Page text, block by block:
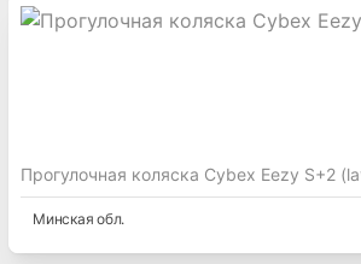
Прогулочная коляска Cybex Eezy S+2
Минская обл.